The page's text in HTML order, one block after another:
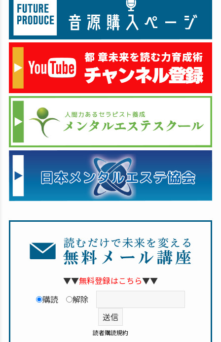
▼▼無料登録はこちら▼▼
購読
解除
読者購読規約